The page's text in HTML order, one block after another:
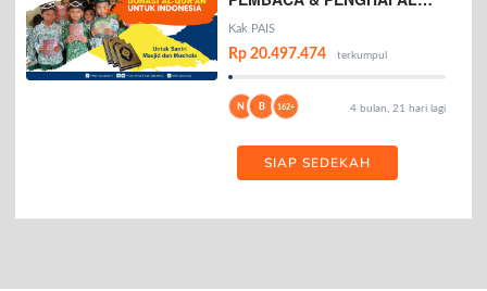
AL-QURAN
Kak PAIS
Rp 20.497.474 terkumpul
N B 162+ 4 bulan, 21 hari lagi
SIAP SEDEKAH